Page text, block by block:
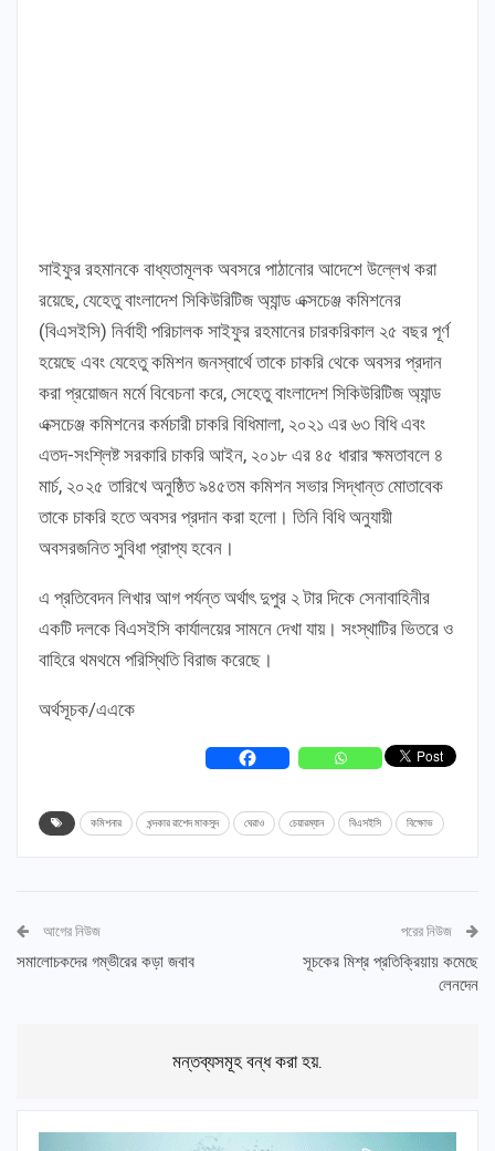
সাইফুর রহমানকে বাধ্যতামূলক অবসরে পাঠানোর আদেশে উল্লেখ করা
রয়েছে, যেহেতু বাংলাদেশ সিকিউরিটিজ অ্যান্ড এক্সচেঞ্জ কমিশনের
(বিএসইসি) নির্বাহী পরিচালক সাইফুর রহমানের চারকরিকাল ২৫ বছর পূর্ণ
হয়েছে এবং যেহেতু কমিশন জনস্বার্থে তাকে চাকরি থেকে অবসর প্রদান
করা প্রয়োজন মর্মে বিবেচনা করে, সেহেতু বাংলাদেশ সিকিউরিটিজ অ্যান্ড
এক্সচেঞ্জ কমিশনের কর্মচারী চাকরি বিধিমালা, ২০২১ এর ৬৩ বিধি এবং
এতদ-সংশ্লিষ্ট সরকারি চাকরি আইন, ২০১৮ এর ৪৫ ধারার ক্ষমতাবলে ৪
মার্চ, ২০২৫ তারিখে অনুষ্ঠিত ৯৪৫তম কমিশন সভার সিদ্ধান্ত মোতাবেক
তাকে চাকরি হতে অবসর প্রদান করা হলো। তিনি বিধি অনুযায়ী
অবসরজনিত সুবিধা প্রাপ্য হবেন।
এ প্রতিবেদন লিখার আগ পর্যন্ত অর্থাৎ দুপুর ২ টার দিকে সেনাবাহিনীর
একটি দলকে বিএসইসি কার্যালয়ের সামনে দেখা যায়। সংস্থাটির ভিতরে ও
বাহিরে থমথমে পরিস্থিতি বিরাজ করেছে।
অর্থসূচক/এএকে
কমিশনার খন্দকার রাশেদ মাকসুদ ঘেরাও চেয়ারম্যান বিএসইসি বিক্ষোভ
আগের নিউজ
সমালোচকদের গম্ভীরের কড়া জবাব
পরের নিউজ
সূচকের মিশ্র প্রতিক্রিয়ায় কমেছে
লেনদেন
মন্তব্যসমূহ বন্ধ করা হয়.